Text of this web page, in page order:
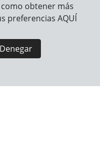
SNACK TRUCHA
200G
obtener más
preferencias AQUÍ
Denegar